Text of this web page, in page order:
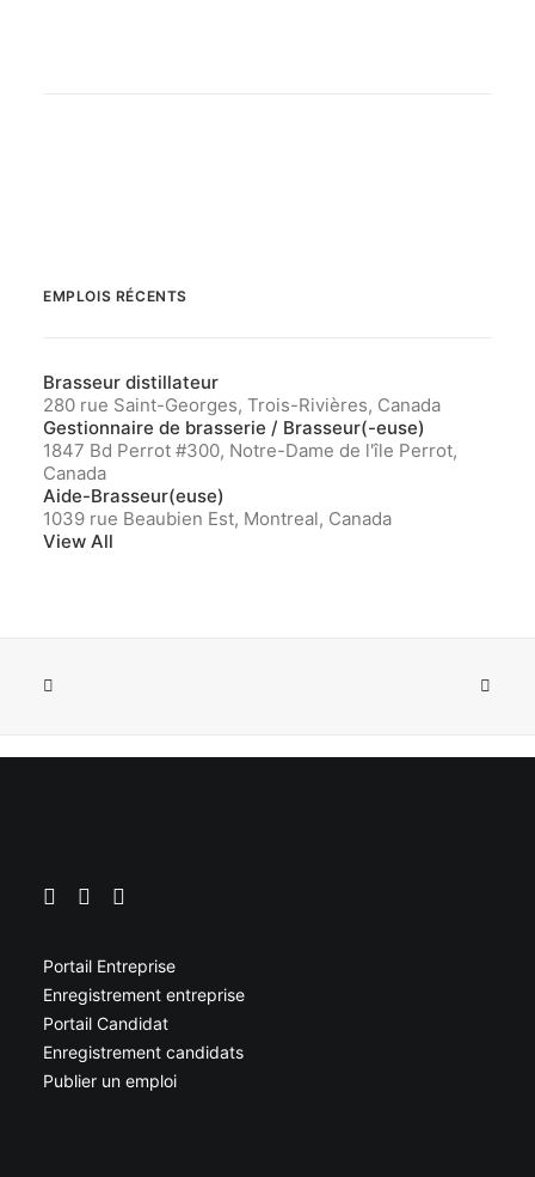
EMPLOIS RÉCENTS
Brasseur distillateur
280 rue Saint-Georges, Trois-Rivières, Canada
Gestionnaire de brasserie / Brasseur(-euse)
1847 Bd Perrot #300, Notre-Dame de l'île Perrot,
Canada
Aide-Brasseur(euse)
1039 rue Beaubien Est, Montreal, Canada
View All
Portail Entreprise
Enregistrement entreprise
Portail Candidat
Enregistrement candidats
Publier un emploi